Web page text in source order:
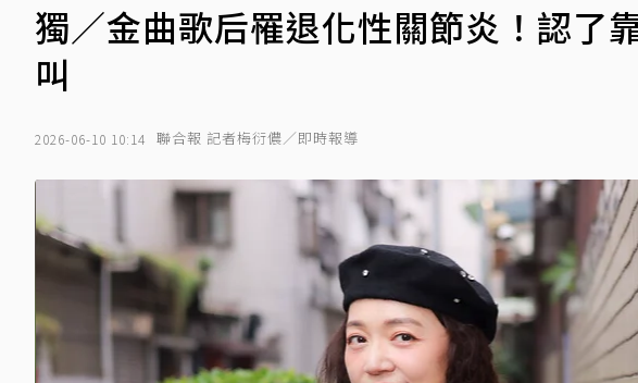
獨／金曲歌后罹退化性關節炎！認了
叫
2026-06-10 10:14 聯合報 記者梅衍儂／即時報導